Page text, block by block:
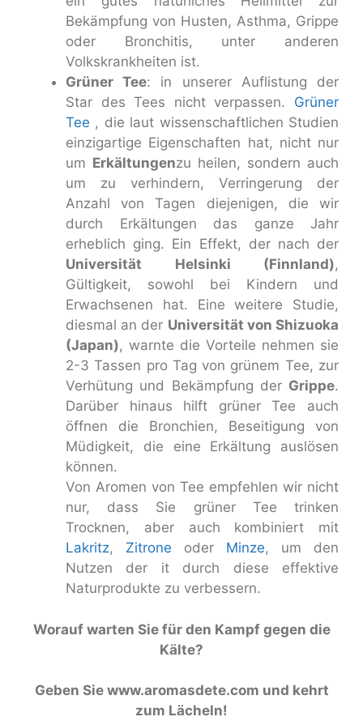
Bekämpfung von Husten, Asthma, Grippe
oder Bronchitis, unter anderen
Volkskrankheiten ist.
Grüner Tee: in unserer Auflistung der
Star des Tees nicht verpassen. Grüner
Tee , die laut wissenschaftlichen Studien
einzigartige Eigenschaften hat, nicht nur
um Erkältungenzu heilen, sondern auch
um zu verhindern, Verringerung der
Anzahl von Tagen diejenigen, die wir
durch Erkältungen das ganze Jahr
erheblich ging. Ein Effekt, der nach der
Universität Helsinki (Finnland),
Gültigkeit, sowohl bei Kindern und
Erwachsenen hat. Eine weitere Studie,
diesmal an der Universität von Shizuoka
(Japan), warnte die Vorteile nehmen sie
2-3 Tassen pro Tag von grünem Tee, zur
Verhütung und Bekämpfung der Grippe.
Darüber hinaus hilft grüner Tee auch
öffnen die Bronchien, Beseitigung von
Müdigkeit, die eine Erkältung auslösen
können.
Von Aromen von Tee empfehlen wir nicht
nur, dass Sie grüner Tee trinken
Trocknen, aber auch kombiniert mit
Lakritz, Zitrone oder Minze, um den
Nutzen der it durch diese effektive
Naturprodukte zu verbessern.
Worauf warten Sie für den Kampf gegen die
Kälte?
Geben Sie www.aromasdete.com und kehrt
zum Lächeln!